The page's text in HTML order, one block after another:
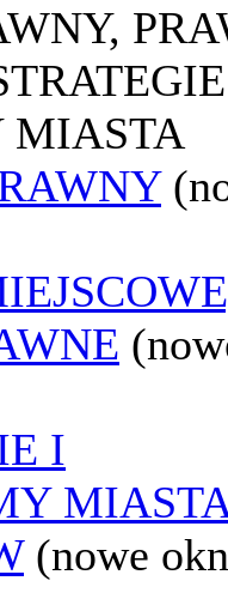
MIASTA
I
(nowe